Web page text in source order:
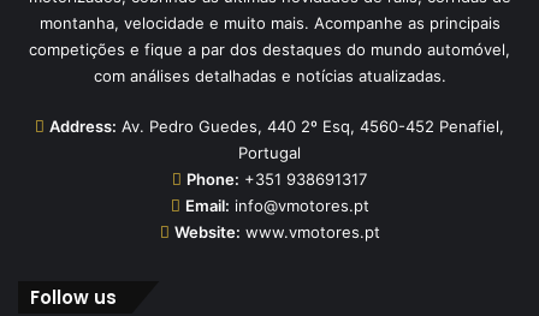
montanha, velocidade e muito mais. Acompanhe as principais
competições e fique a par dos destaques do mundo automóvel,
com análises detalhadas e notícias atualizadas.
Address: Av. Pedro Guedes, 440 2º Esq, 4560-452 Penafiel,
Portugal
Phone: +351 938691317
Email: info@vmotores.pt
Website: www.vmotores.pt
Follow us